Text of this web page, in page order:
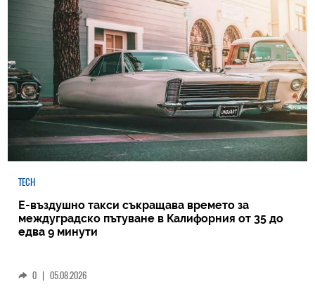
TECH
Е-въздушно такси съкращава времето за
междуградско пътуване в Калифорния от 35 до
едва 9 минути
0 | 05.08.2026